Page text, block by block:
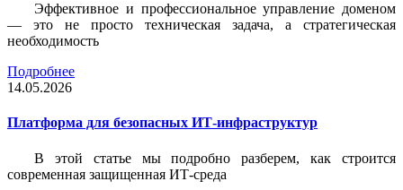
Эффективное и профессиональное управление доменом
— это не просто техническая задача, а стратегическая
необходимость
Подробнее
14.05.2026
Платформа для безопасных ИТ-инфраструктур
В этой статье мы подробно разберем, как строится
современная защищенная ИТ-среда